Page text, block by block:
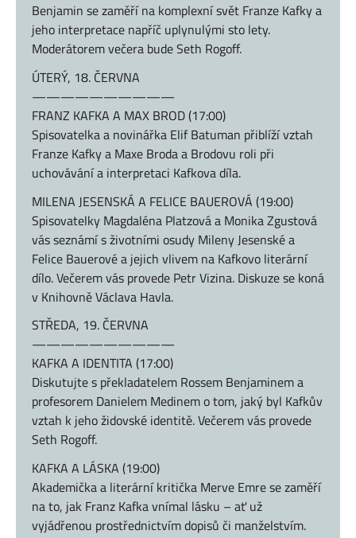
Benjamin se zaměří na komplexní svět Franze Kafky a
jeho interpretace napříč uplynulými sto lety.
Moderátorem večera bude Seth Rogoff.
ÚTERÝ, 18. ČERVNA
——————————
FRANZ KAFKA A MAX BROD (17:00)
Spisovatelka a novinářka Elif Batuman přiblíží vztah
Franze Kafky a Maxe Broda a Brodovu roli při
uchovávání a interpretaci Kafkova díla.
MILENA JESENSKÁ A FELICE BAUEROVÁ (19:00)
Spisovatelky Magdaléna Platzová a Monika Zgustová
vás seznámí s životními osudy Mileny Jesenské a
Felice Bauerové a jejich vlivem na Kafkovo literární
dílo. Večerem vás provede Petr Vizina. Diskuze se koná
v Knihovně Václava Havla.
STŘEDA, 19. ČERVNA
——————————
KAFKA A IDENTITA (17:00)
Diskutujte s překladatelem Rossem Benjaminem a
profesorem Danielem Medinem o tom, jaký byl Kafkův
vztah k jeho židovské identitě. Večerem vás provede
Seth Rogoff.
KAFKA A LÁSKA (19:00)
Akademička a literární kritička Merve Emre se zaměří
na to, jak Franz Kafka vnímal lásku – ať už
vyjádřenou prostřednictvím dopisů či manželstvím.